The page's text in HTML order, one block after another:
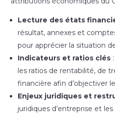
Lecture des états
résultat, annexes et
pour apprécier la situation
Indicateurs et ratios clés
les ratios de rentabilité, de
financière afin d’objectiver
Enjeux juridiques et
juridiques d’entreprise et